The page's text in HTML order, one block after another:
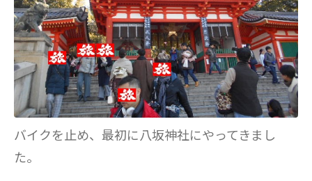
バイクを止め、最初に八坂神社にやってきまし
た。